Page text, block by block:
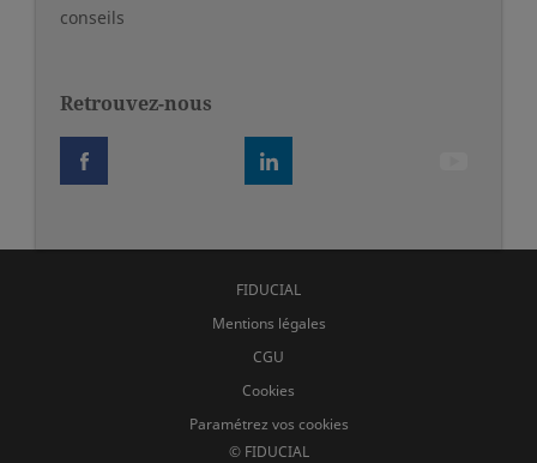
conseils
Retrouvez-nous
FIDUCIAL
Mentions légales
CGU
Cookies
Paramétrez vos cookies
© FIDUCIAL